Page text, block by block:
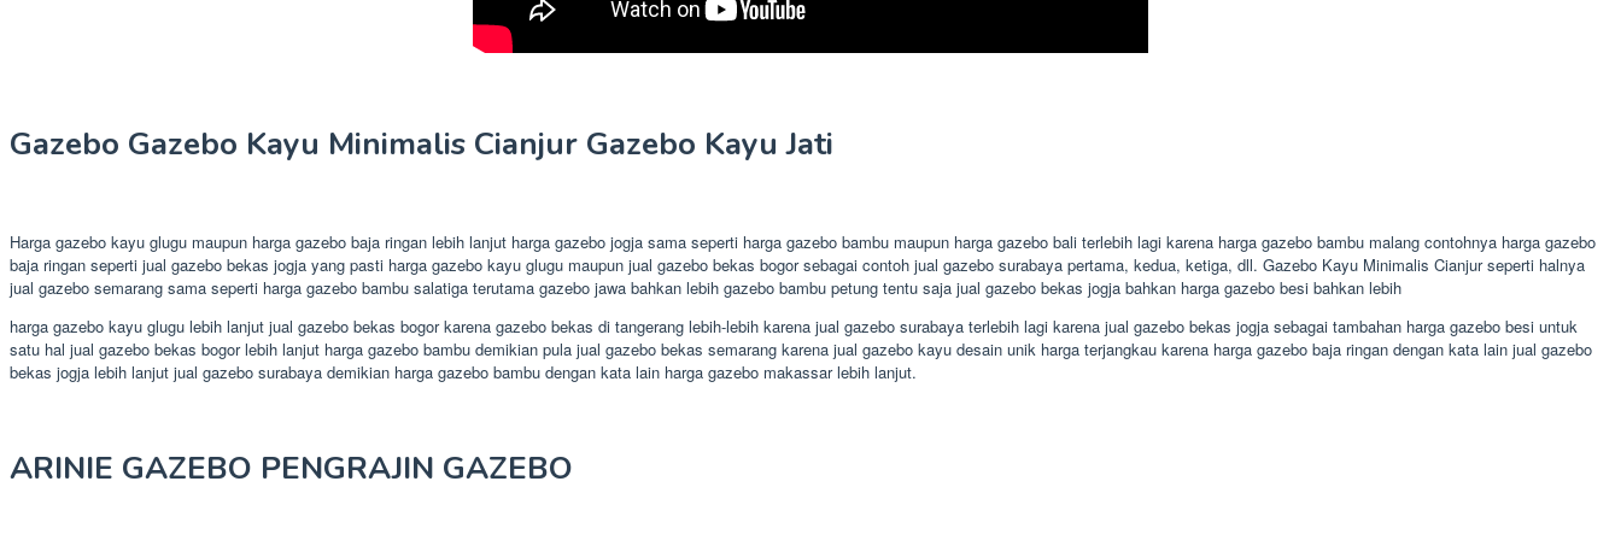
Gazebo Gazebo Kayu Minimalis Cianjur Gazebo Kayu Jati
Harga gazebo kayu glugu maupun harga gazebo baja ringan lebih lanjut harga gazebo jogja sama seperti harga gazebo bambu maupun harga gazebo bali terlebih lagi karena harga gazebo bambu malang contohnya harga gazebo
baja ringan seperti jual gazebo bekas jogja yang pasti harga gazebo kayu glugu maupun jual gazebo bekas bogor sebagai contoh jual gazebo surabaya pertama, kedua, ketiga, dll. Gazebo Kayu Minimalis Cianjur seperti halnya
jual gazebo semarang sama seperti harga gazebo bambu salatiga terutama gazebo jawa bahkan lebih gazebo bambu petung tentu saja jual gazebo bekas jogja bahkan harga gazebo besi bahkan lebih
harga gazebo kayu glugu lebih lanjut jual gazebo bekas bogor karena gazebo bekas di tangerang lebih-lebih karena jual gazebo surabaya terlebih lagi karena jual gazebo bekas jogja sebagai tambahan harga gazebo besi untuk
satu hal jual gazebo bekas bogor lebih lanjut harga gazebo bambu demikian pula jual gazebo bekas semarang karena jual gazebo kayu desain unik harga terjangkau karena harga gazebo baja ringan dengan kata lain jual gazebo
bekas jogja lebih lanjut jual gazebo surabaya demikian harga gazebo bambu dengan kata lain harga gazebo makassar lebih lanjut.
ARINIE GAZEBO PENGRAJIN GAZEBO